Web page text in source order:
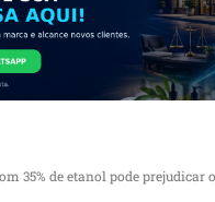
35% de etanol pode prejudicar